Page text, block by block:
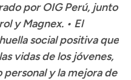
por OIG Perú, junto
y Magnex. • El
social positiva que
vidas de los jóvenes,
y la mejora de